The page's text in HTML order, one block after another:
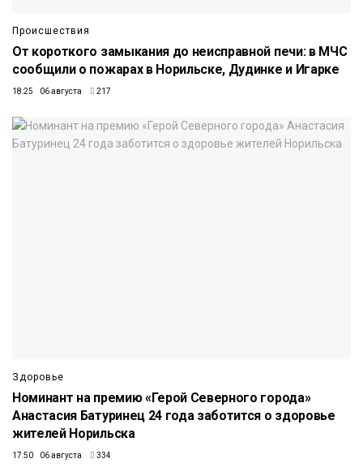
Происшествия
От короткого замыкания до неисправной печи: в МЧС
сообщили о пожарах в Норильске, Дудинке и Игарке
18:25 06 августа 217
Здоровье
Номинант на премию «Герой Северного города»
Анастасия Батуринец 24 года заботится о здоровье
жителей Норильска
17:50 06 августа 334